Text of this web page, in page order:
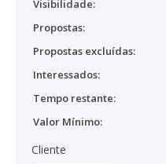
Visibilidade:
Propostas:
Propostas excluídas:
Interessados:
Tempo restante:
Valor Mínimo:
Cliente